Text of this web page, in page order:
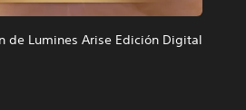
de Lumines Arise Edición Digital